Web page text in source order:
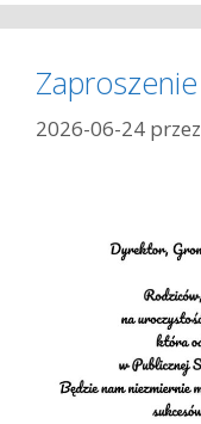
t
e
o
r
Zaproszenie
2026-06-24 przez